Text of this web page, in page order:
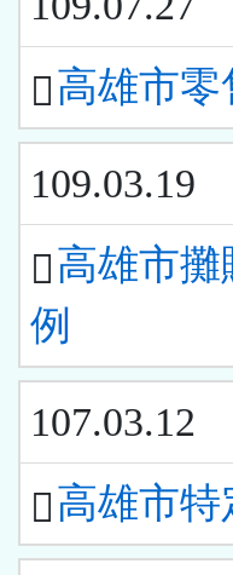
高雄市
109.03.19
高雄市
例
107.03.12
高雄市